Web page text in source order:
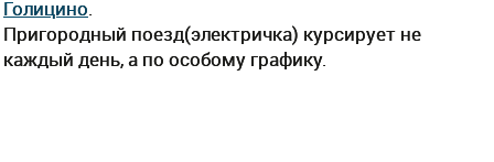
Голицино
Пригородный поезд(электричка) курсирует не
каждый день, а по особому графику.